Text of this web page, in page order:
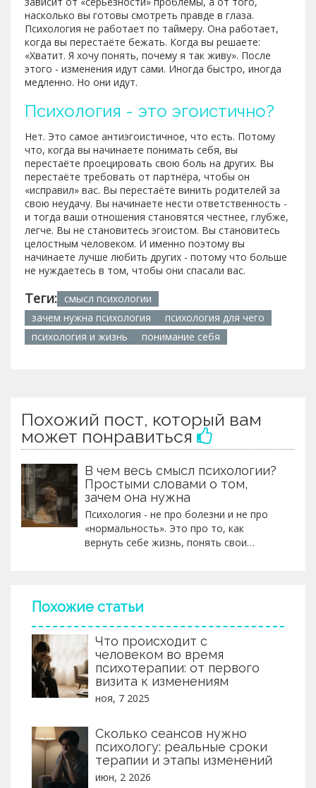
насколько вы готовы смотреть правде в глаза.
Психология не работает по таймеру. Она работает,
когда вы перестаёте бежать. Когда вы решаете:
«Хватит. Я хочу понять, почему я так живу». После
этого - изменения идут сами. Иногда быстро, иногда
медленно. Но они идут.
Психология - это эгоистично?
Нет. Это самое антиэгоистичное, что есть. Потому
что, когда вы начинаете понимать себя, вы
перестаёте проецировать свою боль на других. Вы
перестаёте требовать от партнёра, чтобы он
«исправил» вас. Вы перестаёте винить родителей за
свою неудачу. Вы начинаете нести ответственность -
и тогда ваши отношения становятся честнее, глубже,
легче. Вы не становитесь эгоистом. Вы становитесь
целостным человеком. И именно поэтому вы
начинаете лучше любить других - потому что больше
не нуждаетесь в том, чтобы они спасали вас.
Теги: смысл психологии
зачем нужна психология
психология для чего
психология и жизнь
понимание себя
Похожий пост, который вам
может понравиться
В чем весь смысл психологии?
Простыми словами о том,
зачем она нужна
Психология - не про болезни и не про
«нормальность». Это про то, как
вернуть себе жизнь, понять свои
Похожие статьи
Что происходит с
человеком во время
психотерапии: от первого
визита к изменениям
ноя, 7 2025
Сколько сеансов нужно
психологу: реальные сроки
терапии и этапы изменений
июн, 2 2026